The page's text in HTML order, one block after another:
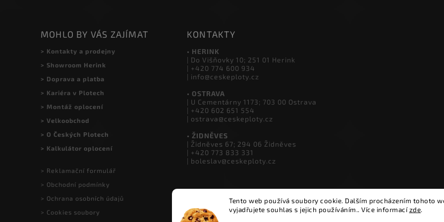
Tento web používá soubory cookie. Dalším procházením tohoto
vyjadřujete souhlas s jejich používáním.. Více informacízde.
MOHLO BY VÁS ZAJÍMAT
> Kontakty a prodejny
> Showroom Herink
> Doprava a platba
> Kariéra v Plotech
> Montáž oplocení
> Velkoobchod
> O Českých Plotech
> Kalkulátor oplocení
> Reklamační formulář
> Obchodní podmínky
> Ochrana osobních údajů
> Cookies soubory
KONTAKTY
• HERINK
| Do Višňovky 10; 251 01 Herink
| +420 774 600 934
| info@ceskeploty.cz
• OSTRAVA
| U Cementárny 1173; 703 00 Ostrava
| +420 602 651 554
| ostrava@ceskeploty.cz
• ŽIDNĚVES
| Židněves 67; 294 06 Židněves
| +420 773 833 331
| boleslav@ceskeploty.cz